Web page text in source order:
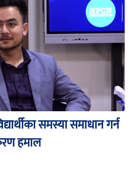
समस्या समाधान गर्न
हमाल